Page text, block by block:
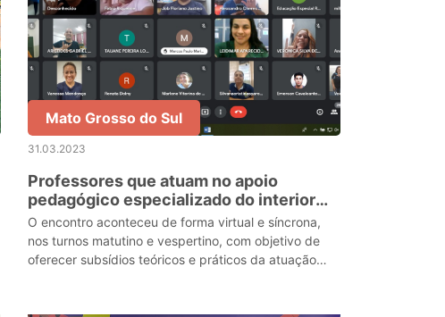
Mato Grosso do Sul
31.03.2023
Professores que atuam no apoio
pedagógico especializado do interior
participam de encontro formativo
O encontro aconteceu de forma virtual e síncrona,
nos turnos matutino e vespertino, com objetivo de
oferecer subsídios teóricos e práticos da atuação